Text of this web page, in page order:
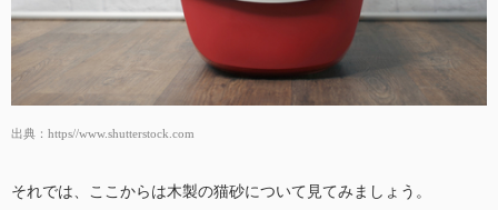
出典： https//www.shutterstock.com
それでは、ここからは木製の猫砂について見てみましょう。